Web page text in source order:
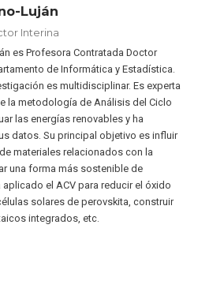
Luján
Interina
es Profesora Contratada Doctor
de Informática y Estadística.
es multidisciplinar. Es experta
la metodología de Análisis del Ciclo
las energías renovables y ha
datos. Su principal objetivo es influir
materiales relacionados con la
una forma más sostenible de
el ACV para reducir el óxido
solares de perovskita, construir
integrados, etc.